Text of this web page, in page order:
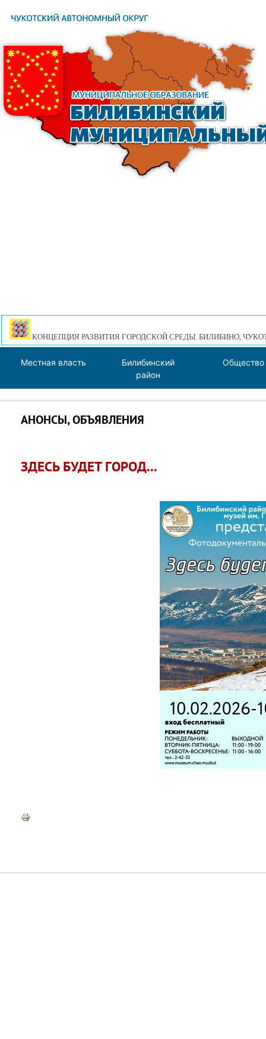
КОНЦЕПЦИЯ РАЗВИТИЯ ГОРОДСКОЙ СРЕДЫ. БИЛИБИНО,
Местная власть
Билибинский
район
Общество
АНОНСЫ, ОБЪЯВЛЕНИЯ
ЗДЕСЬ БУДЕТ ГОРОД...